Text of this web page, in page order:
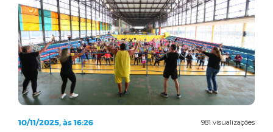
981 visualizações
10/11/2025, às 16:26